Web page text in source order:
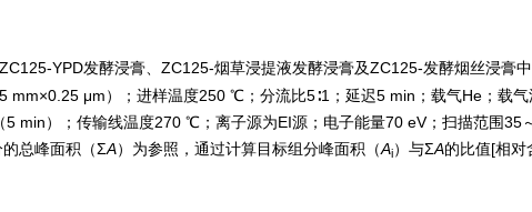
YPD发酵浸膏、ZC125-烟草浸提液发酵浸膏及ZC125-发酵烟丝浸膏
mm×0.25 μm）；进样温度250 ℃；分流比5∶1；延迟5 min；载气He；载
min）；传输线温度270 ℃；离子源为EI源；电子能量70 eV；扫描范围35
总峰面积（ΣA）为参照，通过计算目标组分峰面积（Ai）与ΣA的比值[相对